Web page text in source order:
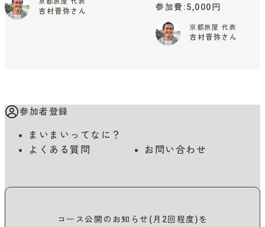
京都旅屋 代表
吉村晋弥さん 参加費 5,000円
京都旅屋 代表
吉村晋弥さん
参加者登録
まいまいってなに？
よくある質問
お問い合わせ
コース公開のお知らせ(月2回程度)を